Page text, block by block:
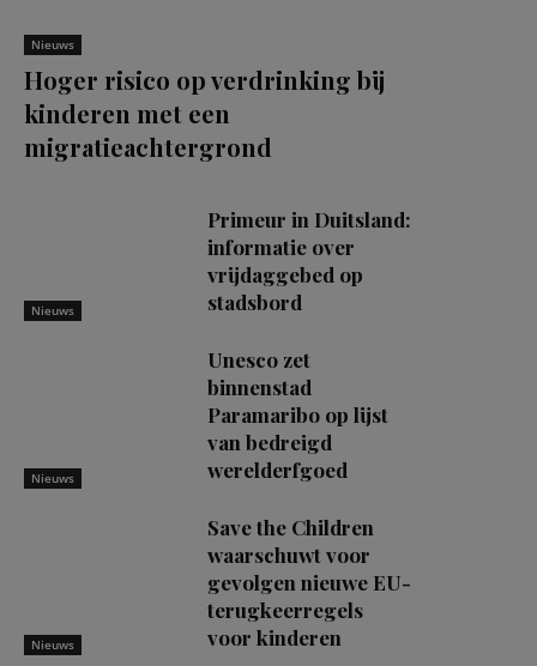
Nieuws
Hoger risico op verdrinking bij
kinderen met een
migratieachtergrond
Nieuws
Primeur in Duitsland:
informatie over
vrijdaggebed op
stadsbord
Nieuws
Unesco zet
binnenstad
Paramaribo op lijst
van bedreigd
werelderfgoed
Nieuws
Save the Children
waarschuwt voor
gevolgen nieuwe EU-
terugkeerregels
voor kinderen